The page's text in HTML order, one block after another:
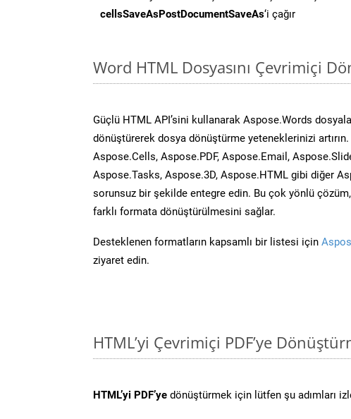
cellsSaveAsPostDocumentSaveAs‘i çağır
Word HTML Dosyasını Çevrimiçi
Güçlü HTML API’sini kullanarak Aspose.Words
dönüştürerek dosya dönüştürme yeteneklerinizi
Aspose.Cells, Aspose.PDF, Aspose.Email,
Aspose.Tasks, Aspose.3D, Aspose.HTML gibi diğer
sorunsuz bir şekilde entegre edin. Bu çok yönlü
farklı formata dönüştürülmesini sağlar.
Desteklenen formatların kapsamlı bir listesi için
ziyaret edin.
HTML’yi Çevrimiçi PDF’ye
HTML’yi PDF’ye dönüştürmek için lütfen şu adımları